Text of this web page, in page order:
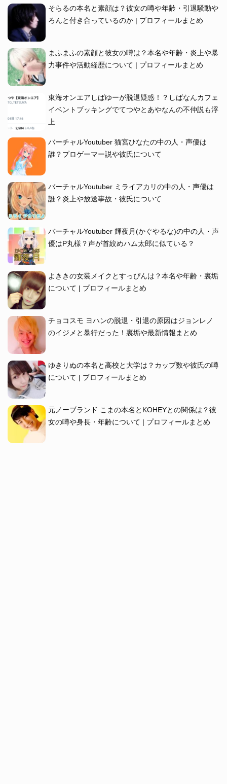
そらるの本名と素顔は？彼女の噂や年齢・引退騒動や
ろんと付き合っているのか | プロフィールまとめ
まふまふの素顔と彼女の噂は？本名や年齢・炎上や暴
力事件や活動経歴について | プロフィールまとめ
東海オンエアしばゆーが脱退疑惑！？しばなんカフェ
イベントブッキングでてつやとあやなんの不仲説も浮
上
バーチャルYoutuber 猫宮ひなたの中の人・声優は
誰？プロゲーマー説や彼氏について
バーチャルYoutuber ミライアカリの中の人・声優は
誰？炎上や放送事故・彼氏について
バーチャルYoutuber 輝夜月(かぐやるな)の中の人・声
優はP丸様？声が首絞めハム太郎に似ている？
よききの女装メイクとすっぴんは？本名や年齢・裏垢
について | プロフィールまとめ
チョコスモ ヨハンの脱退・引退の原因はジョンレノ
のイジメと暴行だった！裏垢や最新情報まとめ
ゆきりぬの本名と高校と大学は？カップ数や彼氏の噂
について | プロフィールまとめ
元ノーブランド こまの本名とKOHEYとの関係は？彼
女の噂や身長・年齢について | プロフィールまとめ